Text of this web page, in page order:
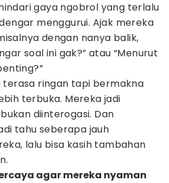
gaya ngobrol yang terlalu
menggurui. Ajak mereka
dengan nanya balik,
soal ini gak?” atau “Menurut
terasa ringan tapi bermakna
terbuka. Mereka jadi
diinterogasi. Dan
tahu seberapa jauh
lalu bisa kasih tambahan
agar mereka nyaman